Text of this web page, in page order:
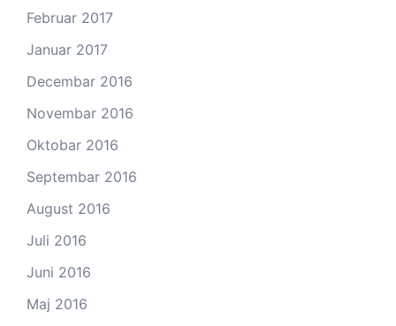
Februar 2017
Januar 2017
Decembar 2016
Novembar 2016
Oktobar 2016
Septembar 2016
August 2016
Juli 2016
Juni 2016
Maj 2016